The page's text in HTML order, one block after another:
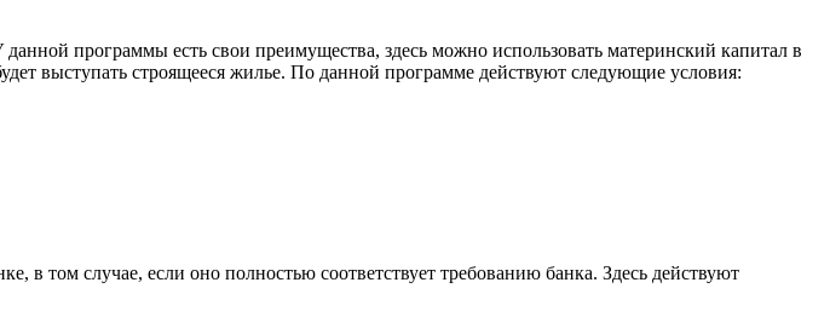
программы есть свои преимущества, здесь можно использовать материнский капитал в
выступать строящееся жилье. По данной программе действуют следующие условия:
в том случае, если оно полностью соответствует требованию банка. Здесь действуют